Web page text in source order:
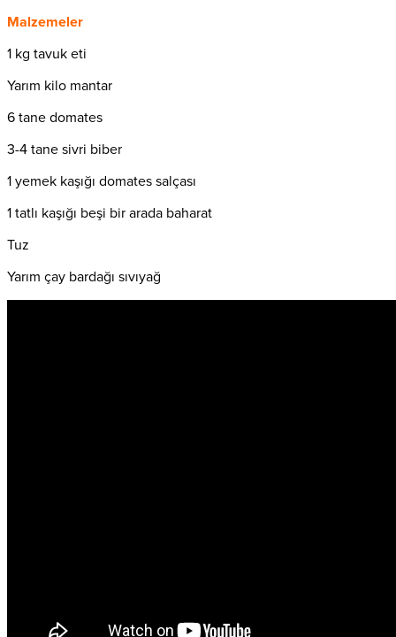
Malzemeler
1 kg tavuk eti
Yarım kilo mantar
6 tane domates
3-4 tane sivri biber
1 yemek kaşığı domates salçası
1 tatlı kaşığı beşi bir arada baharat
Tuz
Yarım çay bardağı sıvıyağ